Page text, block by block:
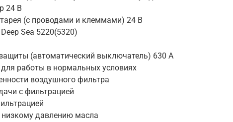
24 В
(с проводами и клеммами) 24 В
Sea 5220(5320)
(автоматический выключатель) 630 А
работы в нормальных условиях
воздушного фильтра
с фильтрацией
давлению масла